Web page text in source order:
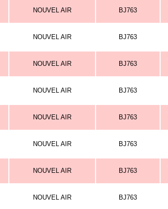
NOUVEL AIR BJ763
NOUVEL AIR BJ763
NOUVEL AIR BJ763
NOUVEL AIR BJ763
NOUVEL AIR BJ763
NOUVEL AIR BJ763
NOUVEL AIR BJ763
NOUVEL AIR BJ763